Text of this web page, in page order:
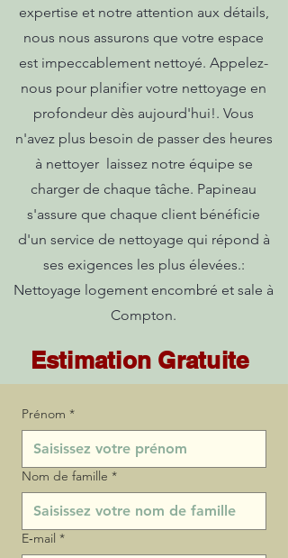
expertise et notre attention aux détails,
nous nous assurons que votre espace
est impeccablement nettoyé. Appelez-
nous pour planifier votre nettoyage en
profondeur dès aujourd'hui!. Vous
n'avez plus besoin de passer des heures
à nettoyer  laissez notre équipe se
charger de chaque tâche. Papineau
s'assure que chaque client bénéficie
d'un service de nettoyage qui répond à
ses exigences les plus élevées.:
Nettoyage logement encombré et sale à
Compton.
Estimation Gratuite
Prénom *
Nom de famille *
E‑mail *